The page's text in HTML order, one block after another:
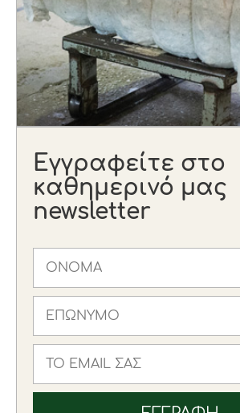
Εγγραφείτε στο
καθημερινό μας
newsletter